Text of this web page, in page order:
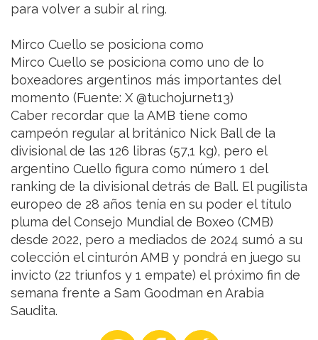
para volver a subir al ring.
Mirco Cuello se posiciona como
Mirco Cuello se posiciona como uno de lo
boxeadores argentinos más importantes del
momento (Fuente: X @tuchojurnet13)
Caber recordar que la AMB tiene como
campeón regular al británico Nick Ball de la
divisional de las 126 libras (57,1 kg), pero el
argentino Cuello figura como número 1 del
ranking de la divisional detrás de Ball. El pugilista
europeo de 28 años tenía en su poder el título
pluma del Consejo Mundial de Boxeo (CMB)
desde 2022, pero a mediados de 2024 sumó a su
colección el cinturón AMB y pondrá en juego su
invicto (22 triunfos y 1 empate) el próximo fin de
semana frente a Sam Goodman en Arabia
Saudita.